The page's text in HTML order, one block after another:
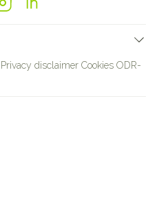
Privacy disclaimer Cookies ODR-